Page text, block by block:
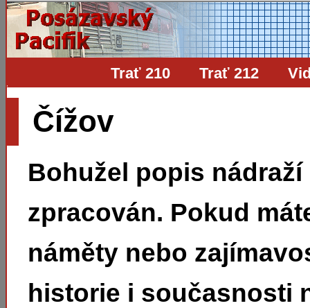
Trať 210 Trať 212
Čížov
Bohužel popis
zpracován. Pokud
náměty nebo
historie i současnosti